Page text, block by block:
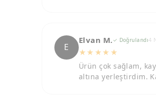
E
Elvan M.✓ Doğrulandı4
★★★★★
Ürün çok sağlam,
altına yerleştirdim.